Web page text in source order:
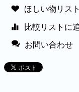
ほしい物リス
比較リストに
お問い合わせ